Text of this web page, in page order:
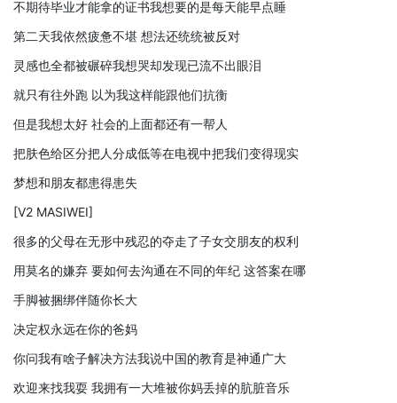
不期待毕业才能拿的证书我想要的是每天能早点睡
第二天我依然疲惫不堪 想法还统统被反对
灵感也全都被碾碎我想哭却发现已流不出眼泪
就只有往外跑 以为我这样能跟他们抗衡
但是我想太好 社会的上面都还有一帮人
把肤色给区分把人分成低等在电视中把我们变得现实
梦想和朋友都患得患失
[V2 MASIWEI]
很多的父母在无形中残忍的夺走了子女交朋友的权利
用莫名的嫌弃 要如何去沟通在不同的年纪 这答案在哪
手脚被捆绑伴随你长大
决定权永远在你的爸妈
你问我有啥子解决方法我说中国的教育是神通广大
欢迎来找我耍 我拥有一大堆被你妈丢掉的肮脏音乐